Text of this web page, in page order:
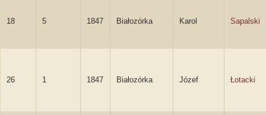
18 5 1847 Białozórka Karol Sapalski
26 1 1847 Białozórka Józef Łotacki